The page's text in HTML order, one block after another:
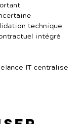
technique
intégré
IT centralise